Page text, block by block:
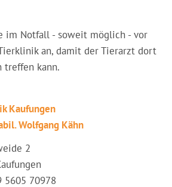
im Notfall - soweit möglich - vor
an, damit der Tierarzt dort
treffen kann.
Kaufungen
Wolfgang Kähn
2
5605 70978